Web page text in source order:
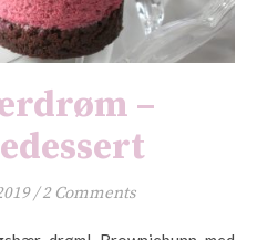
–
/2 Comments